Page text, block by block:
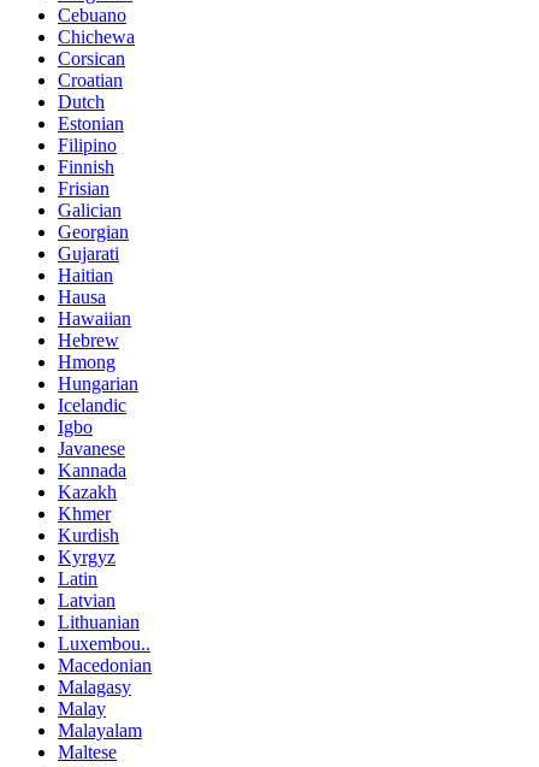
Cebuano
Chichewa
Corsican
Croatian
Dutch
Estonian
Filipino
Finnish
Frisian
Galician
Georgian
Gujarati
Haitian
Hausa
Hawaiian
Hebrew
Hmong
Hungarian
Icelandic
Igbo
Javanese
Kannada
Kazakh
Khmer
Kurdish
Kyrgyz
Latin
Latvian
Lithuanian
Luxembou..
Macedonian
Malagasy
Malay
Malayalam
Maltese